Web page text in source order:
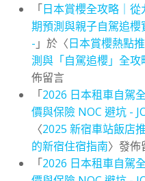
「日本賞櫻全攻略｜
期預測與親子自駕追
- 」於〈日本賞櫻熱點
測與「自駕追櫻」全
佈留言
「2026 日本租車自駕
價與保險 NOC 避坑 -
〈2025 新宿車站飯店
的新宿住宿指南〉發佈
「2026 日本租車自駕